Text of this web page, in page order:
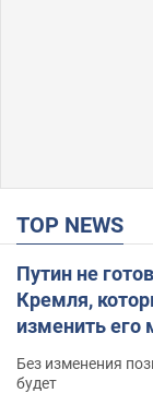
TOP NEWS
Путин не
Кремля,
изменить его
Без изменения
будет